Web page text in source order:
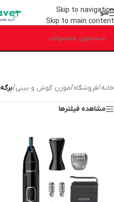
Skip to navigation
Skip to main content
منو
خانه/فروشگاه/موزن گوش و بینی/برگه 2
مشاهده فیلترها